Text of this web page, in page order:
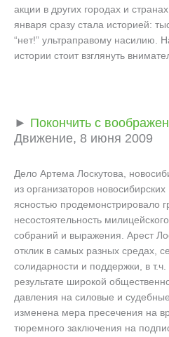
акции в других городах и
января сразу стала историей:
“нет!” ультраправому насилию.
истории стоит взглянуть
► Покончить с
Движение, 8 июня 2009
Дело Артема Лоскутова,
из организаторов
ясностью продемонстрировало
несостоятельность
собраний и выражения. Арест
отклик в самых разных средах,
солидарности и поддержки, в
результате широкой
давления на силовые и
изменена мера пресечения на
тюремного заключения на